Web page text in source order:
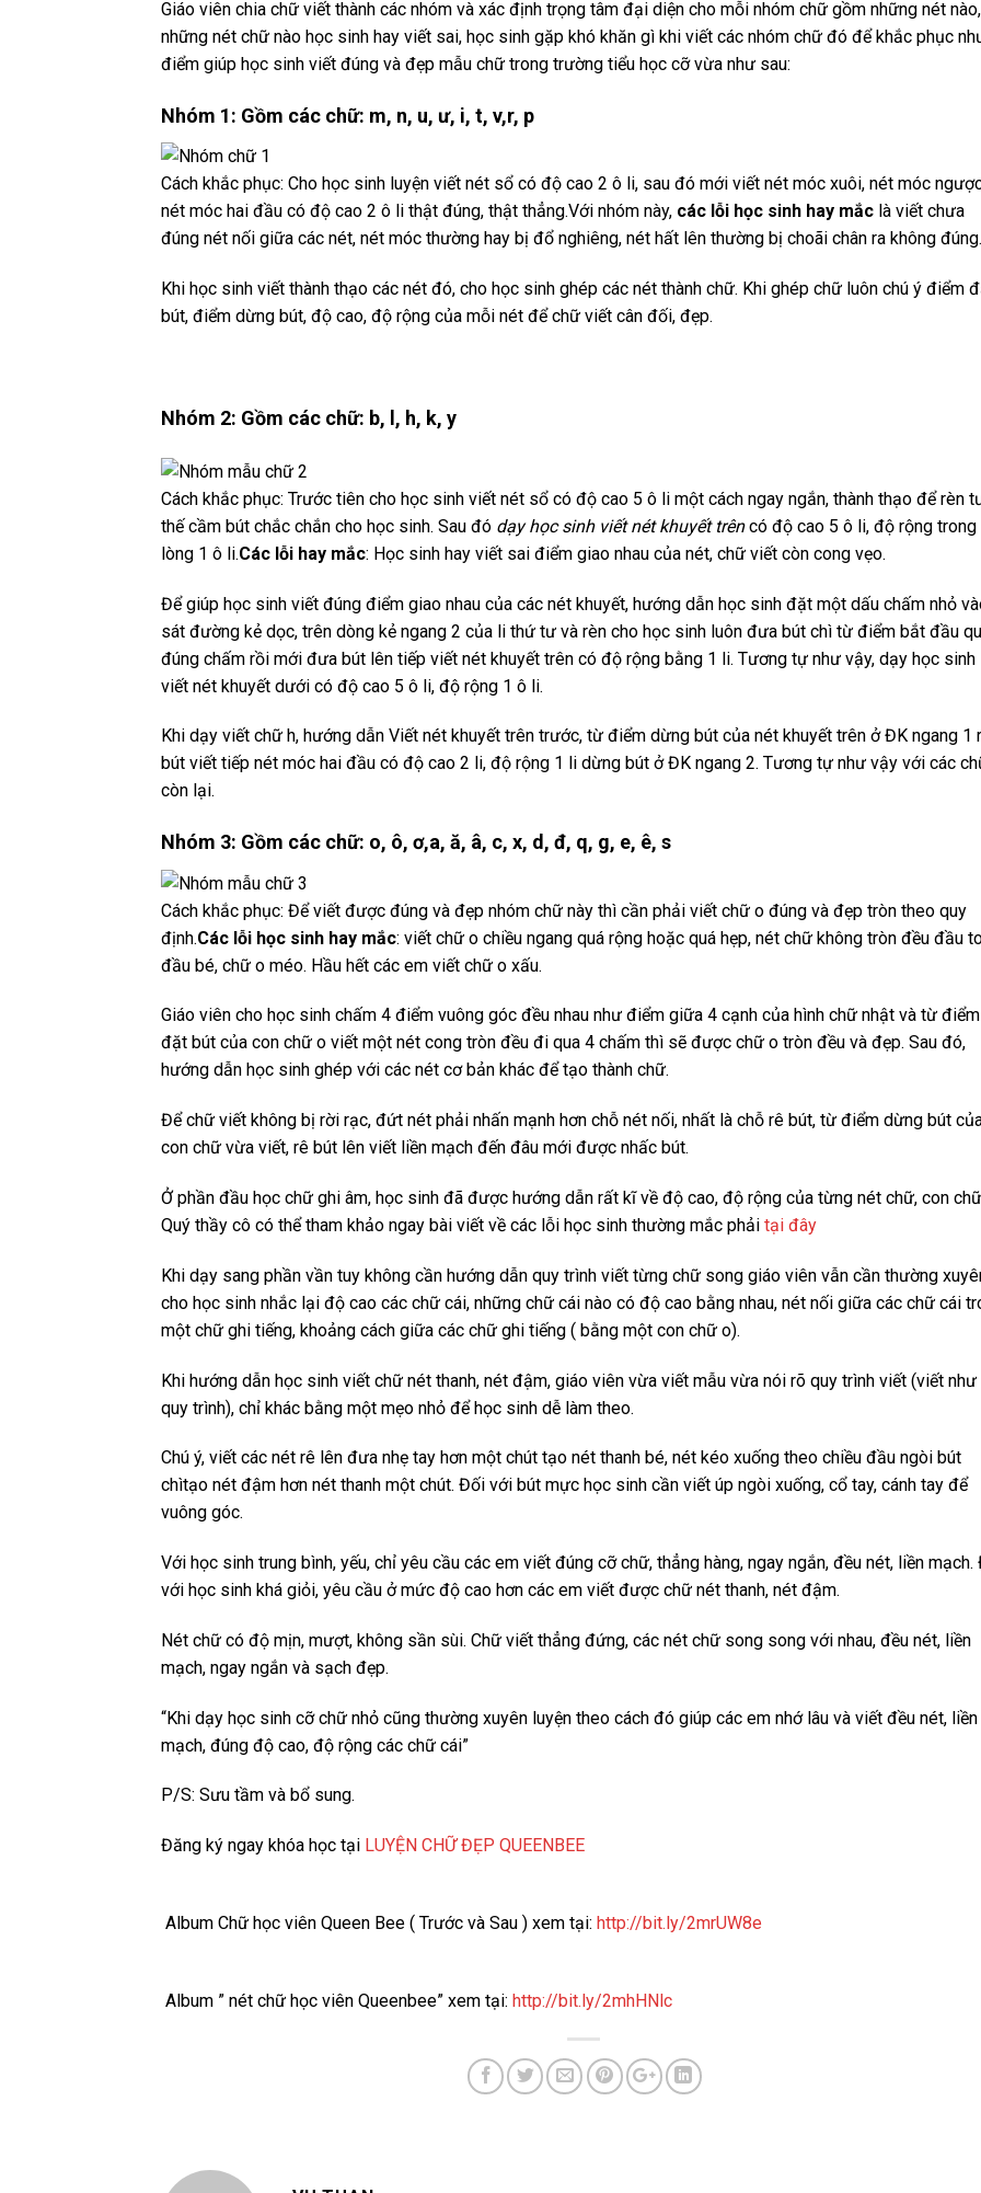
Giáo viên chia chữ viết thành các nhóm và xác định trọng tâm đại diện cho mỗi nhóm chữ gồm những nét nào,
những nét chữ nào học sinh hay viết sai, học sinh gặp khó khăn gì khi viết các nhóm chữ đó để khắc phục
điểm giúp học sinh viết đúng và đẹp mẫu chữ trong trường tiểu học cỡ vừa như sau:
Nhóm 1: Gồm các chữ: m, n, u, ư, i, t, v,r, p
Cách khắc phục: Cho học sinh luyện viết nét sổ có độ cao 2 ô li, sau đó mới viết nét móc xuôi, nét móc
nét móc hai đầu có độ cao 2 ô li thật đúng, thật thẳng.Với nhóm này, các lỗi học sinh hay mắc là viết chưa
đúng nét nối giữa các nét, nét móc thường hay bị đổ nghiêng, nét hất lên thường bị choãi chân ra không đúng.
Khi học sinh viết thành thạo các nét đó, cho học sinh ghép các nét thành chữ. Khi ghép chữ luôn chú ý điểm
bút, điểm dừng bút, độ cao, độ rộng của mỗi nét để chữ viết cân đối, đẹp.
Nhóm 2: Gồm các chữ: b, l, h, k, y
Cách khắc phục: Trước tiên cho học sinh viết nét sổ có độ cao 5 ô li một cách ngay ngắn, thành thạo để rèn
thế cầm bút chắc chắn cho học sinh. Sau đó dạy học sinh viết nét khuyết trêncó độ cao 5 ô li, độ rộng trong
lòng 1 ô li.Các lỗi hay mắc: Học sinh hay viết sai điểm giao nhau của nét, chữ viết còn cong vẹo.
Để giúp học sinh viết đúng điểm giao nhau của các nét khuyết, hướng dẫn học sinh đặt một dấu chấm nhỏ
sát đường kẻ dọc, trên dòng kẻ ngang 2 của li thứ tư và rèn cho học sinh luôn đưa bút chì từ điểm bắt đầu
đúng chấm rồi mới đưa bút lên tiếp viết nét khuyết trên có độ rộng bằng 1 li. Tương tự như vậy, dạy học sinh
viết nét khuyết dưới có độ cao 5 ô li, độ rộng 1 ô li.
Khi dạy viết chữ h, hướng dẫn Viết nét khuyết trên trước, từ điểm dừng bút của nét khuyết trên ở ĐK ngang 1
bút viết tiếp nét móc hai đầu có độ cao 2 li, độ rộng 1 li dừng bút ở ĐK ngang 2. Tương tự như vậy với các
còn lại.
Nhóm 3: Gồm các chữ: o, ô, ơ,a, ă, â, c, x, d, đ, q, g, e, ê, s
Cách khắc phục: Để viết được đúng và đẹp nhóm chữ này thì cần phải viết chữ o đúng và đẹp tròn theo quy
định.Các lỗi học sinh hay mắc: viết chữ o chiều ngang quá rộng hoặc quá hẹp, nét chữ không tròn đều đầu
đầu bé, chữ o méo. Hầu hết các em viết chữ o xấu.
Giáo viên cho học sinh chấm 4 điểm vuông góc đều nhau như điểm giữa 4 cạnh của hình chữ nhật và từ điểm
đặt bút của con chữ o viết một nét cong tròn đều đi qua 4 chấm thì sẽ được chữ o tròn đều và đẹp. Sau đó,
hướng dẫn học sinh ghép với các nét cơ bản khác để tạo thành chữ.
Để chữ viết không bị rời rạc, đứt nét phải nhấn mạnh hơn chỗ nét nối, nhất là chỗ rê bút, từ điểm dừng bút
con chữ vừa viết, rê bút lên viết liền mạch đến đâu mới được nhấc bút.
Ở phần đầu học chữ ghi âm, học sinh đã được hướng dẫn rất kĩ về độ cao, độ rộng của từng nét chữ, con
Quý thầy cô có thểtham khảo ngay bài viết về các lỗi học sinh thường mắc phải tại đây
Khi dạy sang phần vần tuy không cần hướng dẫn quy trình viết từng chữ song giáo viên vẫn cần thường
cho học sinh nhắc lại độ cao các chữ cái, những chữ cái nào có độ cao bằng nhau, nét nối giữa các chữ cái
một chữ ghi tiếng, khoảng cách giữa các chữ ghi tiếng ( bằng một con chữ o).
Khi hướng dẫn học sinh viết chữ nét thanh, nét đậm, giáo viên vừa viết mẫu vừa nói rõ quy trình viết (viết như
quy trình), chỉ khác bằng một mẹo nhỏ để học sinh dễ làm theo.
Chú ý, viết các nét rê lên đưa nhẹ tay hơn một chút tạo nét thanh bé, nét kéo xuống theo chiều đầu ngòi bút
chìtạo nét đậm hơn nét thanh một chút. Đối với bút mực học sinh cần viết úp ngòi xuống, cổ tay, cánh tay để
vuông góc.
Với học sinh trung bình, yếu, chỉ yêu cầu các em viết đúng cỡ chữ, thẳng hàng, ngay ngắn, đều nét, liền mạch.
với học sinh khá giỏi, yêu cầu ở mức độ cao hơn các em viết được chữ nét thanh, nét đậm.
Nét chữ có độ mịn, mượt, không sần sùi. Chữ viết thẳng đứng, các nét chữ song song với nhau, đều nét, liền
mạch, ngay ngắn và sạch đẹp.
“Khi dạy học sinh cỡ chữ nhỏ cũng thường xuyên luyện theo cách đó giúp các em nhớ lâu và viết đều nét, liền
mạch, đúng độ cao, độ rộng các chữ cái”
P/S: Sưu tầm và bổ sung.
Đăng ký ngay khóa học tại LUYỆN CHỮ ĐẸP QUEENBEE
Album Chữ học viên Queen Bee ( Trước và Sau ) xem tại: http://bit.ly/2mrUW8e
Album ” nét chữ học viên Queenbee” xem tại: http://bit.ly/2mhHNlc